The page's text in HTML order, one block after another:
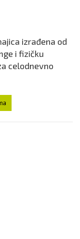
izrađena od
i fizičku
celodnevno